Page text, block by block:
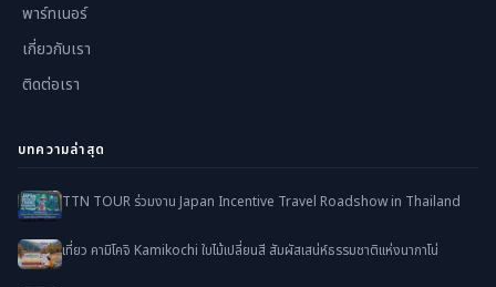
พาร์ทเนอร์
เกี่ยวกับเรา
ติดต่อเรา
บทความล่าสุด
TTN TOUR ร่วมงาน Japan Incentive Travel Roadshow in Thailand
เที่ยว คามิโคจิ Kamikochi ใบไม้เปลี่ยนสี สัมผัสเสน่ห์ธรรมชาติแห่งนากาโน่